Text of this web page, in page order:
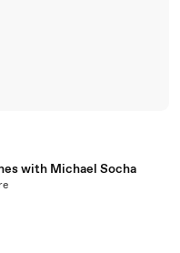
with Michael Socha